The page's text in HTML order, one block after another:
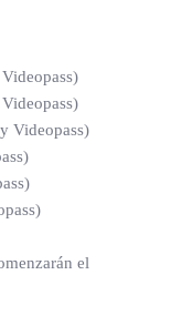
Videopass)
el